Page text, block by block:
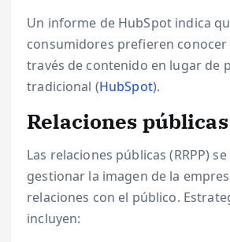
Un informe de HubSpot indica
consumidores prefieren conocer
través de contenido en lugar de
tradicional (HubSpot).
Relaciones públicas
Las relaciones públicas (RRPP)
gestionar la imagen de la
relaciones con el público.
incluyen: